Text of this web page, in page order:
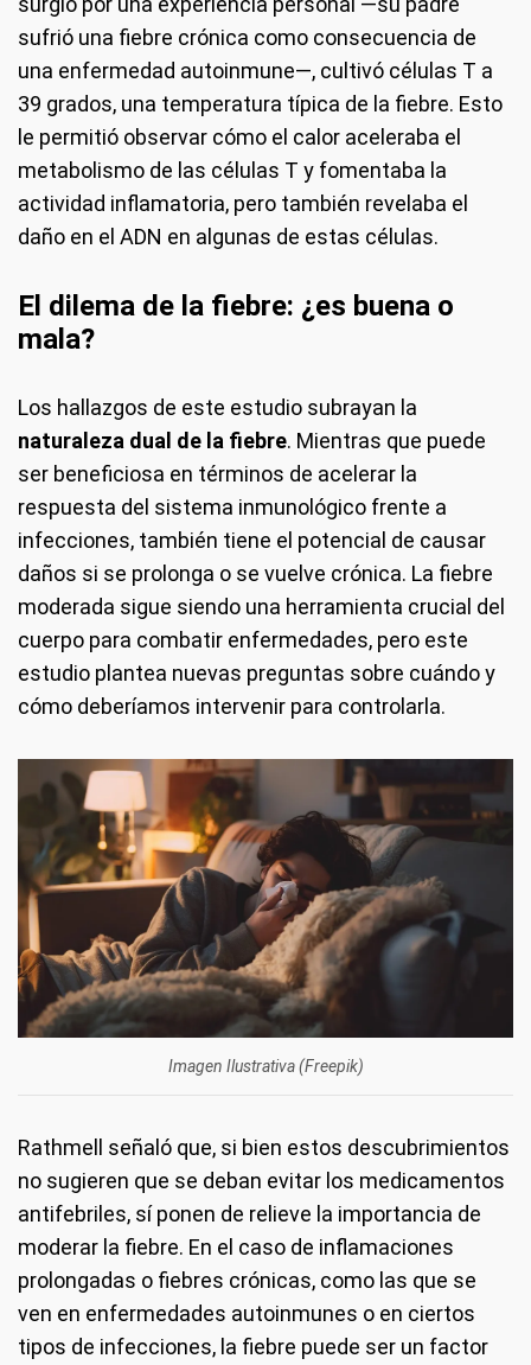
sufrió una fiebre crónica como consecuencia de
una enfermedad autoinmune—, cultivó células T a
39 grados, una temperatura típica de la fiebre. Esto
le permitió observar cómo el calor aceleraba el
metabolismo de las células T y fomentaba la
actividad inflamatoria, pero también revelaba el
daño en el ADN en algunas de estas células.
El dilema de la fiebre: ¿es buena o
mala?
Los hallazgos de este estudio subrayan la
naturaleza dual de la fiebre. Mientras que puede
ser beneficiosa en términos de acelerar la
respuesta del sistema inmunológico frente a
infecciones, también tiene el potencial de causar
daños si se prolonga o se vuelve crónica. La fiebre
moderada sigue siendo una herramienta crucial del
cuerpo para combatir enfermedades, pero este
estudio plantea nuevas preguntas sobre cuándo y
cómo deberíamos intervenir para controlarla.
Imagen Ilustrativa (Freepik)
Rathmell señaló que, si bien estos descubrimientos
no sugieren que se deban evitar los medicamentos
antifebriles, sí ponen de relieve la importancia de
moderar la fiebre. En el caso de inflamaciones
prolongadas o fiebres crónicas, como las que se
ven en enfermedades autoinmunes o en ciertos
tipos de infecciones, la fiebre puede ser un factor